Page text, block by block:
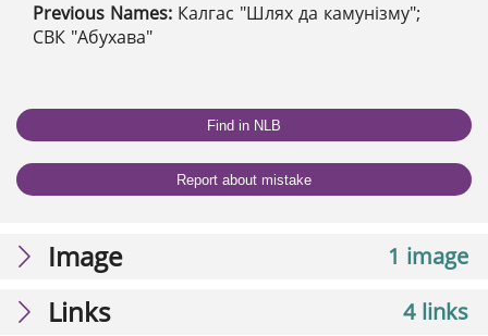
Previous Names: Калгас "Шлях да камунізму";
СВК "Абухава"
Find in NLB
Report about mistake
1 image
Image
4 links
Links